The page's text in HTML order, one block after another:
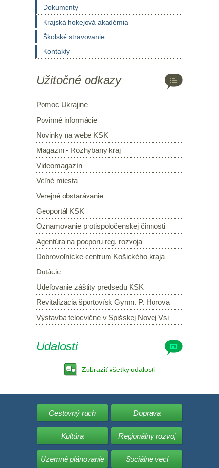
Dokumenty
Krajská hokejová akadémia
Školské stravovanie
Kontakty
Užitočné odkazy
Pomoc Ukrajine
Povinné informácie
Novinky na webe KSK
Magazín - Rozhýbaný kraj
Videomagazín
Voľné miesta
Verejné obstarávanie
Geoportál KSK
Oznamovanie protispoločenskej činnosti
Agentúra na podporu reg. rozvoja
Dobrovoľnícke centrum Košického kraja
Dotácie
Udeľovanie záštity predsedu KSK
Revitalizácia športovísk Gymn. P. Horova
Výstavba telocvične v Spišskej Novej Vsi
Udalosti
Zobraziť všetky udalosti
Cestovný ruch Doprava
Kultúra Regionálny rozvoj
Územné plánovanie Sociálne veci